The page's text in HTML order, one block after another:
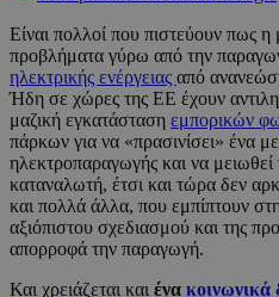
Είναι πολλοί που πιστεύουν πως
προβλήματα γύρω από την
ηλεκτρικής ενέργειας από
Ήδη σε χώρες της ΕΕ έχουν
μαζική εγκατάσταση εμπορικών
πάρκων για να «πρασινίσει» ένα
ηλεκτροπαραγωγής και να μειωθεί
καταναλωτή, έτσι και τώρα δεν
και πολλά άλλα, που εμπίπτουν
αξιόπιστου σχεδιασμού και της
απορροφά την παραγωγή.
Και χρειάζεται και ένα κοινωνικά